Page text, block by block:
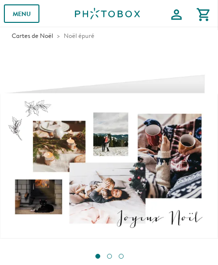
MENU profile shopping_cart
Cartes de Noël Noël épuré